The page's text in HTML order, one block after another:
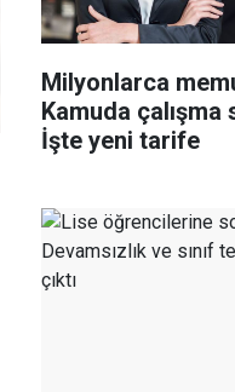
Milyonlarca
Kamuda
İşte yeni tarife